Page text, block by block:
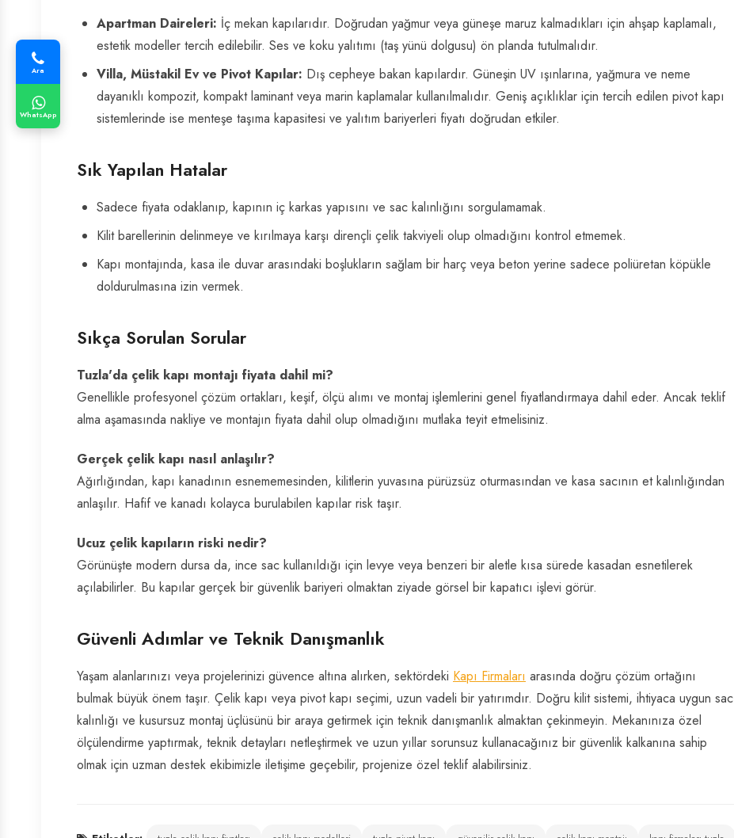
Apartman Daireleri: İç mekan kapılarıdır. Doğrudan yağmur veya güneşe maruz kalmadıkları için ahşap kaplamalı,
estetik modeller tercih edilebilir. Ses ve koku yalıtımı (taş yünü dolgusu) ön planda tutulmalıdır.
Villa, Müstakil Ev ve Pivot Kapılar: Dış cepheye bakan kapılardır. Güneşin UV ışınlarına, yağmura ve neme
dayanıklı kompozit, kompakt laminant veya marin kaplamalar kullanılmalıdır. Geniş açıklıklar için tercih edilen pivot kapı
sistemlerinde ise menteşe taşıma kapasitesi ve yalıtım bariyerleri fiyatı doğrudan etkiler.
Sık Yapılan Hatalar
Sadece fiyata odaklanıp, kapının iç karkas yapısını ve sac kalınlığını sorgulamamak.
Kilit barellerinin delinmeye ve kırılmaya karşı dirençli çelik takviyeli olup olmadığını kontrol etmemek.
Kapı montajında, kasa ile duvar arasındaki boşlukların sağlam bir harç veya beton yerine sadece poliüretan köpükle
doldurulmasına izin vermek.
Sıkça Sorulan Sorular
Tuzla'da çelik kapı montajı fiyata dahil mi?
Genellikle profesyonel çözüm ortakları, keşif, ölçü alımı ve montaj işlemlerini genel fiyatlandırmaya dahil eder. Ancak teklif
alma aşamasında nakliye ve montajın fiyata dahil olup olmadığını mutlaka teyit etmelisiniz.
Gerçek çelik kapı nasıl anlaşılır?
Ağırlığından, kapı kanadının esnememesinden, kilitlerin yuvasına pürüzsüz oturmasından ve kasa sacının et kalınlığından
anlaşılır. Hafif ve kanadı kolayca burulabilen kapılar risk taşır.
Ucuz çelik kapıların riski nedir?
Görünüşte modern dursa da, ince sac kullanıldığı için levye veya benzeri bir aletle kısa sürede kasadan esnetilerek
açılabilirler. Bu kapılar gerçek bir güvenlik bariyeri olmaktan ziyade görsel bir kapatıcı işlevi görür.
Güvenli Adımlar ve Teknik Danışmanlık
Yaşam alanlarınızı veya projelerinizi güvence altına alırken, sektördeki Kapı Firmaları arasında doğru çözüm ortağını
bulmak büyük önem taşır. Çelik kapı veya pivot kapı seçimi, uzun vadeli bir yatırımdır. Doğru kilit sistemi, ihtiyaca uygun sac
kalınlığı ve kusursuz montaj üçlüsünü bir araya getirmek için teknik danışmanlık almaktan çekinmeyin. Mekanınıza özel
ölçülendirme yaptırmak, teknik detayları netleştirmek ve uzun yıllar sorunsuz kullanacağınız bir güvenlik kalkanına sahip
olmak için uzman destek ekibimizle iletişime geçebilir, projenize özel teklif alabilirsiniz.
Ara
WhatsApp